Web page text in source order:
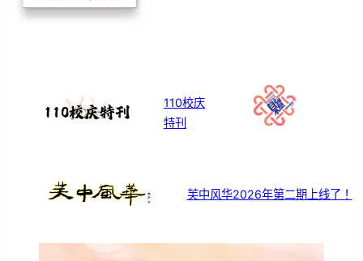
110校庆
特刊
芙中风华2026年第二期上线了！